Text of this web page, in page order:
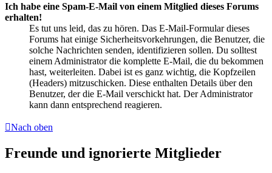
Ich habe eine Spam-E-Mail von einem Mitglied dieses Forums
erhalten!
Es tut uns leid, das zu hören. Das E-Mail-Formular dieses
Forums hat einige Sicherheitsvorkehrungen, die Benutzer, die
solche Nachrichten senden, identifizieren sollen. Du solltest
einem Administrator die komplette E-Mail, die du bekommen
hast, weiterleiten. Dabei ist es ganz wichtig, die Kopfzeilen
(Headers) mitzuschicken. Diese enthalten Details über den
Benutzer, der die E-Mail verschickt hat. Der Administrator
kann dann entsprechend reagieren.
Nach oben
Freunde und ignorierte Mitglieder